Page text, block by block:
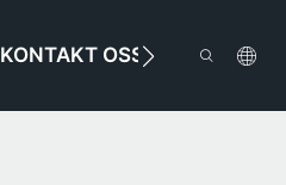
KONTAKT OSS